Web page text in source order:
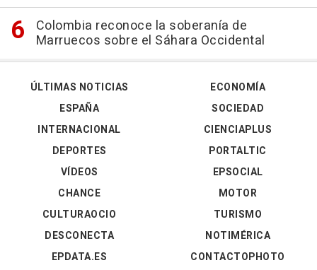
Colombia reconoce la soberanía de
Marruecos sobre el Sáhara Occidental
ÚLTIMAS NOTICIAS
ESPAÑA
INTERNACIONAL
DEPORTES
VÍDEOS
ECONOMÍA
SOCIEDAD
CIENCIAPLUS
PORTALTIC
EPSOCIAL
CHANCE
CULTURAOCIO
DESCONECTA
EPDATA.ES
MOTOR
TURISMO
NOTIMÉRICA
CONTACTOPHOTO